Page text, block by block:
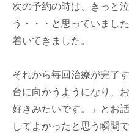
次の予約の時は、きっと
う・・・と思っていまし
着いてきました。
それから毎回治療が完了
台に向かうようになり、
好きみたいです。」とお
してよかったと思う瞬間で